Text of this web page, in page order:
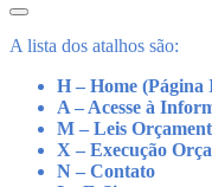
A lista dos atalhos são:
H – Home (Página
A – Acesse à
M – Leis
X – Execução
N – Contato